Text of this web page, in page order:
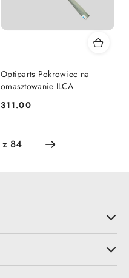
Optiparts Pokrowiec na
omasztowanie ILCA
Cena:
311.00